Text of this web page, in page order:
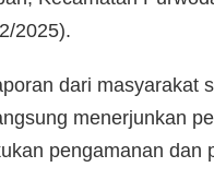
2025).
dari masyarakat
menerjunkan
pengamanan dan